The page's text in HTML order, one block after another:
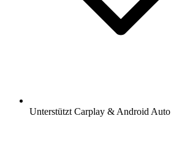
Unterstützt Carplay & Android Auto